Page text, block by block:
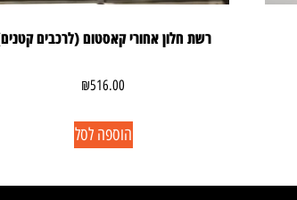
רשת חלון אחורי קאסטום (לרכבים
₪516.00
הוספה לסל